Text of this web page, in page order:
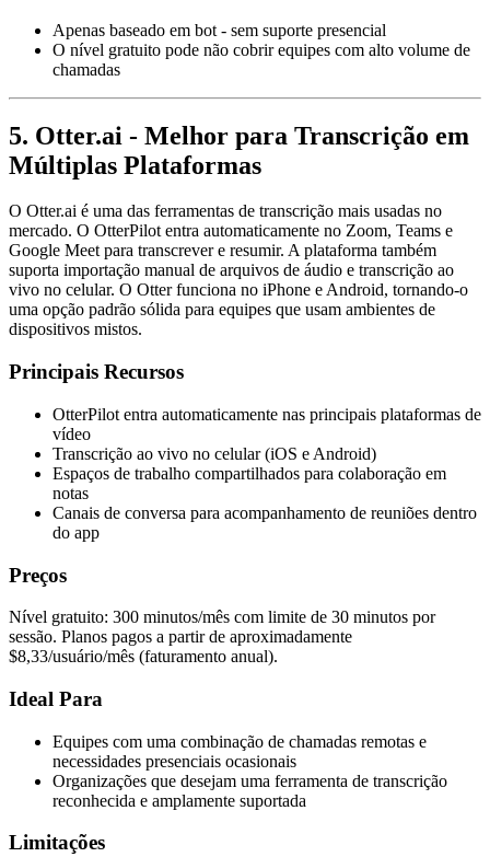
Apenas baseado em bot - sem suporte presencial
O nível gratuito pode não cobrir equipes com alto volume de
chamadas
5. Otter.ai - Melhor para Transcrição em
Múltiplas Plataformas
O Otter.ai é uma das ferramentas de transcrição mais usadas no
mercado. O OtterPilot entra automaticamente no Zoom, Teams e
Google Meet para transcrever e resumir. A plataforma também
suporta importação manual de arquivos de áudio e transcrição ao
vivo no celular. O Otter funciona no iPhone e Android, tornando-o
uma opção padrão sólida para equipes que usam ambientes de
dispositivos mistos.
Principais Recursos
OtterPilot entra automaticamente nas principais plataformas de
vídeo
Transcrição ao vivo no celular (iOS e Android)
Espaços de trabalho compartilhados para colaboração em
notas
Canais de conversa para acompanhamento de reuniões dentro
do app
Preços
Nível gratuito: 300 minutos/mês com limite de 30 minutos por
sessão. Planos pagos a partir de aproximadamente
$8,33/usuário/mês (faturamento anual).
Ideal Para
Equipes com uma combinação de chamadas remotas e
necessidades presenciais ocasionais
Organizações que desejam uma ferramenta de transcrição
reconhecida e amplamente suportada
Limitações